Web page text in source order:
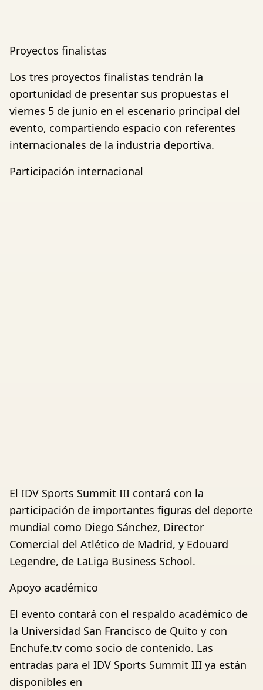
Proyectos finalistas
Los tres proyectos finalistas tendrán la
oportunidad de presentar sus propuestas el
viernes 5 de junio en el escenario principal del
evento, compartiendo espacio con referentes
internacionales de la industria deportiva.
Participación internacional
El IDV Sports Summit III contará con la
participación de importantes figuras del deporte
mundial como Diego Sánchez, Director
Comercial del Atlético de Madrid, y Edouard
Legendre, de LaLiga Business School.
Apoyo académico
El evento contará con el respaldo académico de
la Universidad San Francisco de Quito y con
Enchufe.tv como socio de contenido. Las
entradas para el IDV Sports Summit III ya están
disponibles en